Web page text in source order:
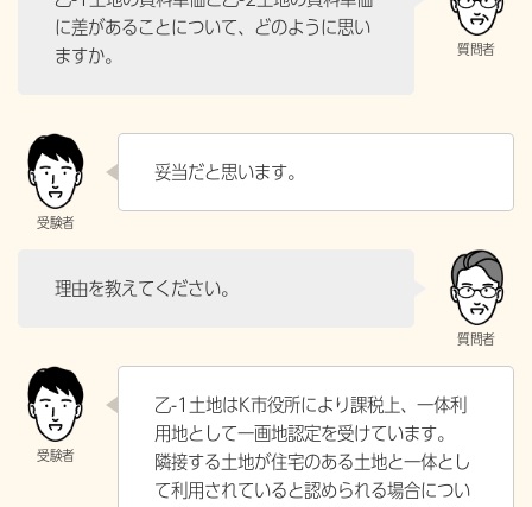
に差があることについて、どのように思い
ますか。
妥当だと思います。
理由を教えてください。
乙-1土地はK市役所により課税上、一体利
用地として一画地認定を受けています。
隣接する土地が住宅のある土地と一体とし
て利用されていると認められる場合につい